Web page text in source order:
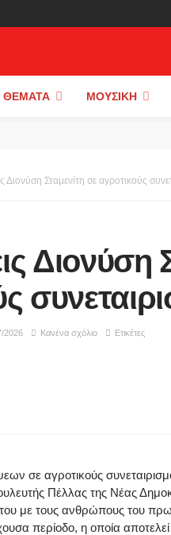
ΘΈΜΑΤΑ ΜΟΥΣΙΚΉ
Διονύση Σταμενίτη σε αγροτικούς
Διονύση
2026 Κανένα σχόλιο Ετικέτες
σε αγροτικούς
Πέλλας της Νέας
του με τους ανθρώπους του
περίοδο, η οποία